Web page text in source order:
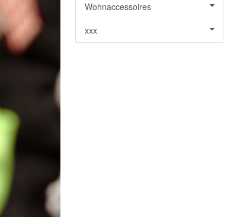
Wohnaccessoires
xxx